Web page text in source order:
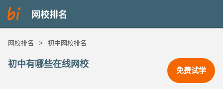
网校排名
网校排名 > 初中网校排名
初中有哪些在线网校
免费试学